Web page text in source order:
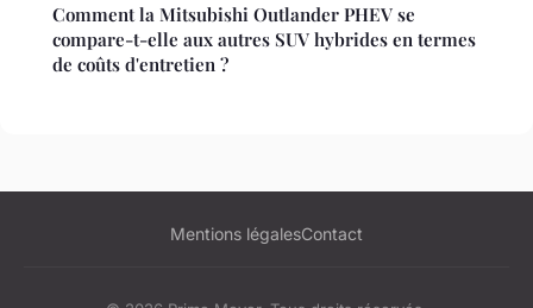
Comment la Mitsubishi Outlander PHEV se
compare-t-elle aux autres SUV hybrides en termes
de coûts d'entretien ?
Mentions légalesContact